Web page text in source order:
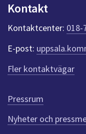
k
t
e
r
f
ö
r
e
n
n
a
Kontakt
Kontaktcenter: 018-
E-post:
Fler kontaktvägar
Pressrum
Nyheter och